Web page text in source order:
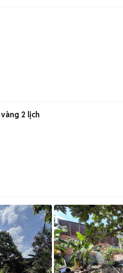
2 lịch